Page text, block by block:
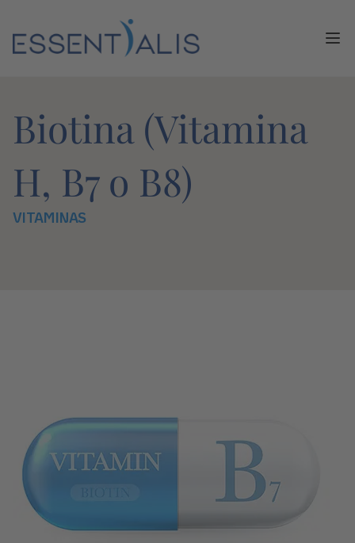
Biotina (Vitamina
H, B7 o B8)
VITAMINAS